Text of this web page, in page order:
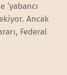
‘yabancı
Ancak
Federal